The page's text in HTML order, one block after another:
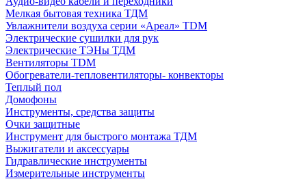
Мелкая бытовая техника ТДМ
Увлажнители воздуха серии «Ареал» TDM
Электрические сушилки для рук
Электрические ТЭНы ТДМ
Вентиляторы TDM
Обогреватели-тепловентиляторы- конвекторы
Теплый пол
Домофоны
Инструменты, средства защиты
Очки защитные
Инструмент для быстрого монтажа ТДМ
Выжигатели и аксессуары
Гидравлические инструменты
Измерительные инструменты